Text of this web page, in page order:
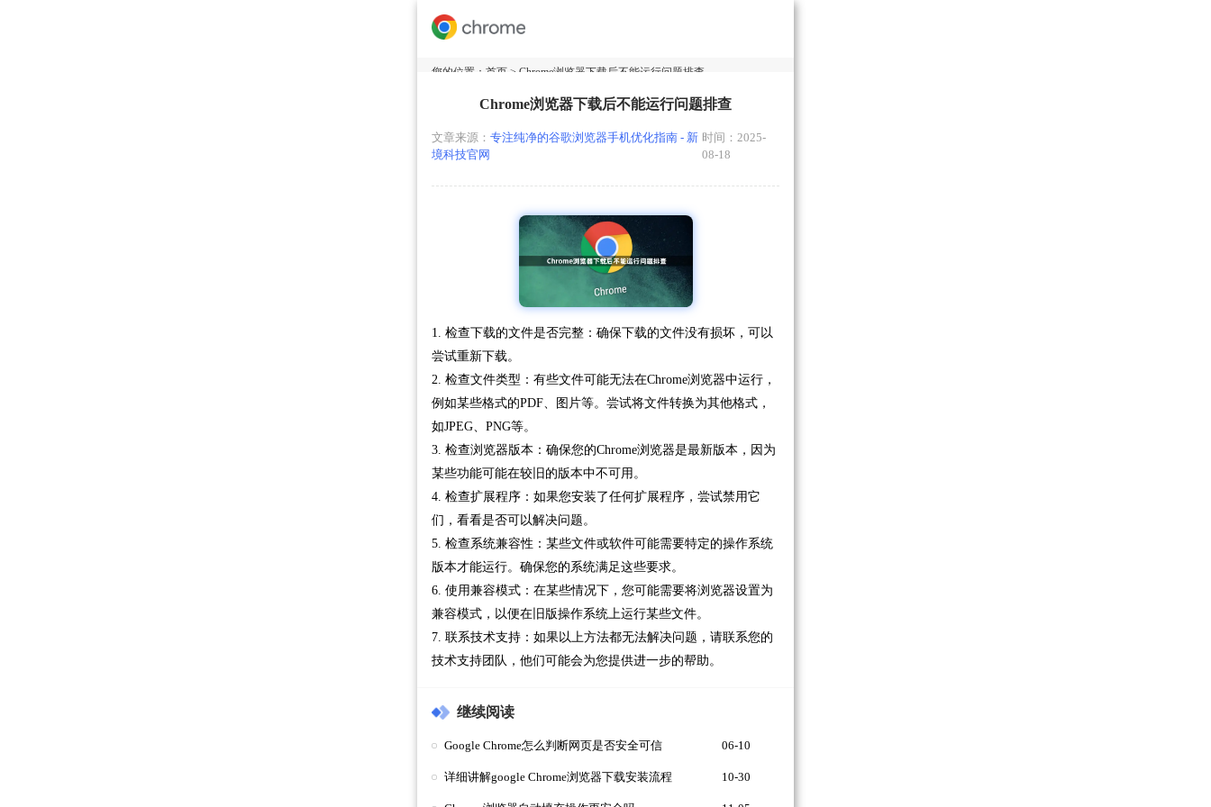
您的位置： 首页 > Chrome浏览器下载后不能运行问题排查
Chrome浏览器下载后不能运行问题排查
文章来源： 专注纯净的谷歌浏览器手机优化指南 - 新
境科技官网
时间：2025-
08-18
1. 检查下载的文件是否完整：确保下载的文件没有损坏，可以
尝试重新下载。
2. 检查文件类型：有些文件可能无法在Chrome浏览器中运行，
例如某些格式的PDF、图片等。尝试将文件转换为其他格式，
如JPEG、PNG等。
3. 检查浏览器版本：确保您的Chrome浏览器是最新版本，因为
某些功能可能在较旧的版本中不可用。
4. 检查扩展程序：如果您安装了任何扩展程序，尝试禁用它
们，看看是否可以解决问题。
5. 检查系统兼容性：某些文件或软件可能需要特定的操作系统
版本才能运行。确保您的系统满足这些要求。
6. 使用兼容模式：在某些情况下，您可能需要将浏览器设置为
兼容模式，以便在旧版操作系统上运行某些文件。
7. 联系技术支持：如果以上方法都无法解决问题，请联系您的
技术支持团队，他们可能会为您提供进一步的帮助。
继续阅读
Google Chrome怎么判断网页是否安全可信 06-10
详细讲解google Chrome浏览器下载安装流程 10-30